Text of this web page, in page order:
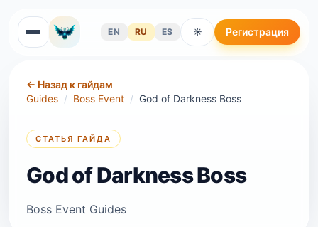
EN RU ES ☀ Регистрация
← Назад к гайдам
Guides / Boss Event / God of Darkness Boss
СТАТЬЯ ГАЙДА
God of Darkness Boss
Boss Event Guides